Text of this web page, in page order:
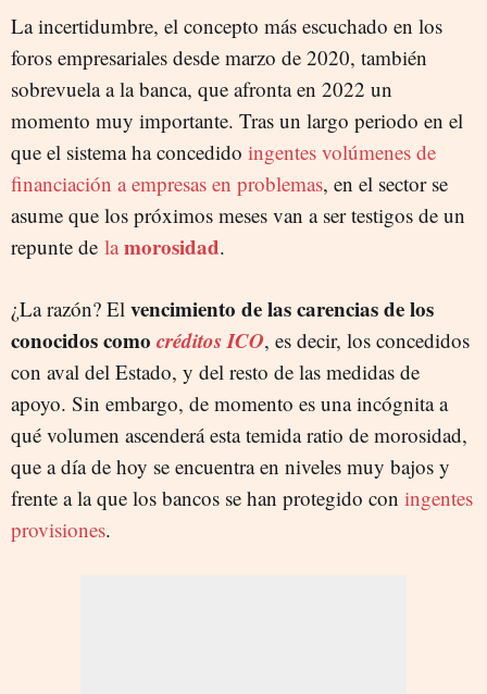
La incertidumbre, el concepto más escuchado en los
foros empresariales desde marzo de 2020, también
sobrevuela a la banca, que afronta en 2022 un
momento muy importante. Tras un largo periodo en el
que el sistema ha concedido ingentes volúmenes de
financiación a empresas en problemas, en el sector se
asume que los próximos meses van a ser testigos de un
repunte de lamorosidad.
¿La razón? El vencimiento de las carencias de los
conocidos como créditos ICO, es decir, los concedidos
con aval del Estado, y del resto de las medidas de
apoyo. Sin embargo, de momento es una incógnita a
qué volumen ascenderá esta temida ratio de morosidad,
que a día de hoy se encuentra en niveles muy bajos y
frente a la que los bancos se han protegido con ingentes
provisiones.